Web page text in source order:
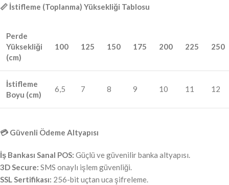
📏 İstifleme (Toplanma) Yüksekliği Tablosu
Perde
Yüksekliği
(cm)
100 125 150 175 200 225 250
İstifleme
Boyu (cm)
6,5 7 8 9 10 11 12
💳 Güvenli Ödeme Altyapısı
İş Bankası Sanal POS: Güçlü ve güvenilir banka altyapısı.
3D Secure: SMS onaylı işlem güvenliği.
SSL Sertifikası: 256-bit uçtan uca şifreleme.